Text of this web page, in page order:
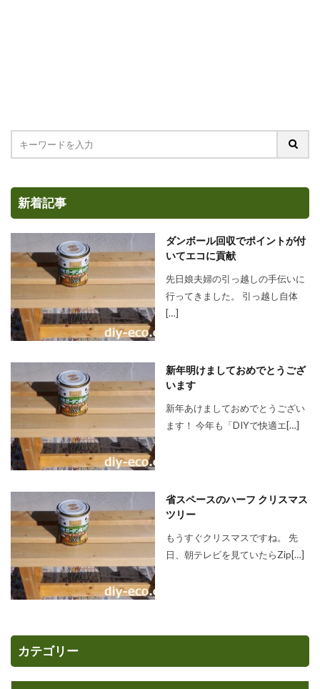
新着記事
ダンボール回収でポイントが付
いてエコに貢献
先日娘夫婦の引っ越しの手伝いに
行ってきました。 引っ越し自体
[…]
新年明けましておめでとうござ
います
新年あけましておめでとうござい
ます！ 今年も「DIYで快適エ[…]
省スペースのハーフ クリスマス
ツリー
もうすぐクリスマスですね。 先
日、朝テレビを見ていたらZip[…]
カテゴリー